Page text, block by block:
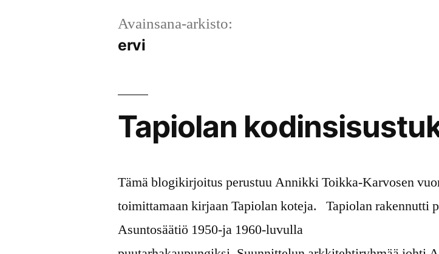
Avainsana-arkisto:
ervi
Tapiolan
Tämä blogikirjoitus perustuu Annikki Toikka-Karvosen
toimittamaan kirjaan Tapiolan koteja. Tapiolan rakennutti
Asuntosäätiö 1950-ja 1960-luvulla